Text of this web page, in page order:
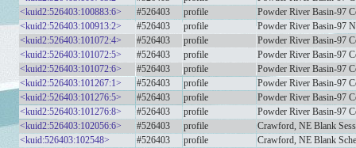
<kuid2:526403:100883:6>
#526403 profile
Powder River Basin-97
<kuid2:526403:100913:2>
#526403 profile
Powder River Basin-97
<kuid2:526403:101072:4>
#526403 profile
Powder River Basin-97
<kuid2:526403:101072:5>
#526403 profile
Powder River Basin-97
<kuid2:526403:101072:6>
#526403 profile
Powder River Basin-97
<kuid2:526403:101267:1>
#526403 profile
Powder River Basin-97
<kuid2:526403:101276:5>
#526403 profile
Powder River Basin-97
<kuid2:526403:101276:8>
#526403 profile
Powder River Basin-97
<kuid2:526403:102056:6>
#526403 profile
Crawford, NE Blank
<kuid:526403:102548>
#526403 profile
Crawford, NE Blank